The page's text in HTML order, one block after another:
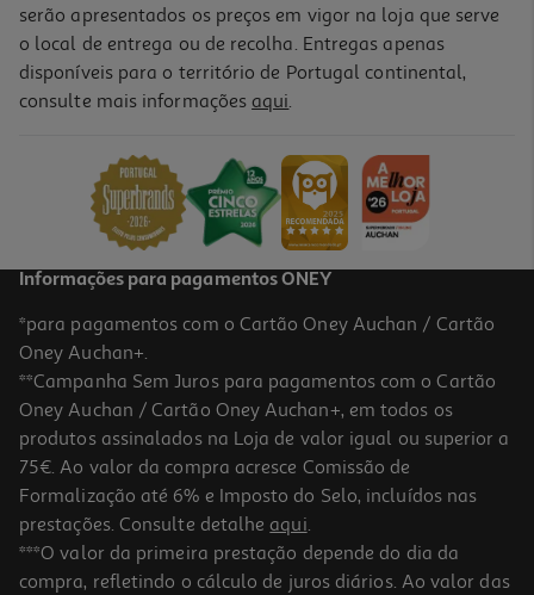
Noodles Maggi Saucy Noodle Teriyaki Cup 75g
5.0
Pasta Oriental Maggi Xxl Frango 185g
10.76 €/Kg
serão apresentados os preços em vigor na loja que serve
o local de entrega ou de recolha. Entregas apenas
disponíveis para o território de Portugal continental,
consulte mais informações aqui.
Informações para pagamentos ONEY
*para pagamentos com o Cartão Oney Auchan / Cartão
Oney Auchan+.
**Campanha Sem Juros para pagamentos com o Cartão
Oney Auchan / Cartão Oney Auchan+, em todos os
produtos assinalados na Loja de valor igual ou superior a
75€. Ao valor da compra acresce Comissão de
Formalização até 6% e Imposto do Selo, incluídos nas
prestações. Consulte detalhe aqui.
***O valor da primeira prestação depende do dia da
compra, refletindo o cálculo de juros diários. Ao valor das